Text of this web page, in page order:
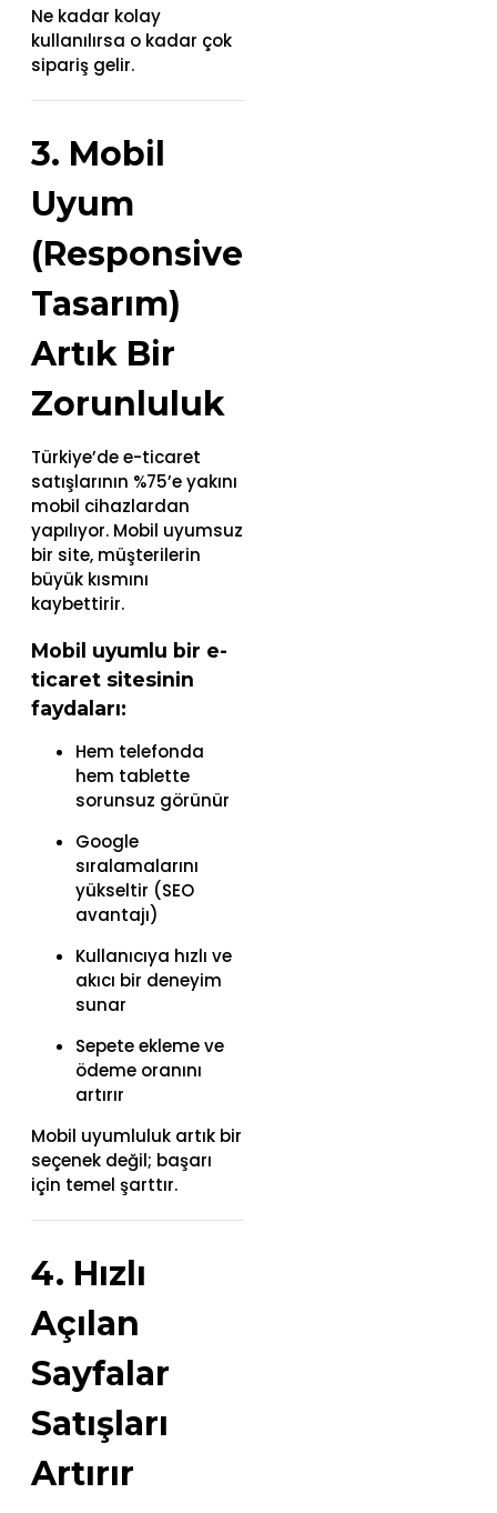
Ne kadar kolay
kullanılırsa o kadar çok
sipariş gelir.
3. Mobil
Uyum
(Responsive
Tasarım)
Artık Bir
Zorunluluk
Türkiye’de e-ticaret
satışlarının %75’e yakını
mobil cihazlardan
yapılıyor. Mobil uyumsuz
bir site, müşterilerin
büyük kısmını
kaybettirir.
Mobil uyumlu bir e-
ticaret sitesinin
faydaları:
Hem telefonda
hem tablette
sorunsuz görünür
Google
sıralamalarını
yükseltir (SEO
avantajı)
Kullanıcıya hızlı ve
akıcı bir deneyim
sunar
Sepete ekleme ve
ödeme oranını
artırır
Mobil uyumluluk artık bir
seçenek değil; başarı
için temel şarttır.
4. Hızlı
Açılan
Sayfalar
Satışları
Artırır